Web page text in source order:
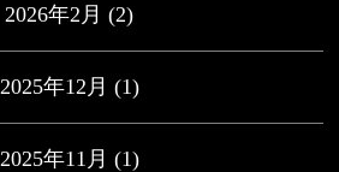
2026年2月 (2)
2025年12月 (1)
2025年11月 (1)